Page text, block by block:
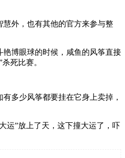
慧外，也有其他的官方来参与整
博眼球的时候，咸鱼的风筝直接
死比赛。
多少风筝都要挂在它身上卖掉，
运”放上了天，这下撞大运了，吓